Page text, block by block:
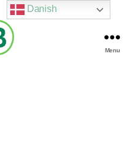
Menu
Danish